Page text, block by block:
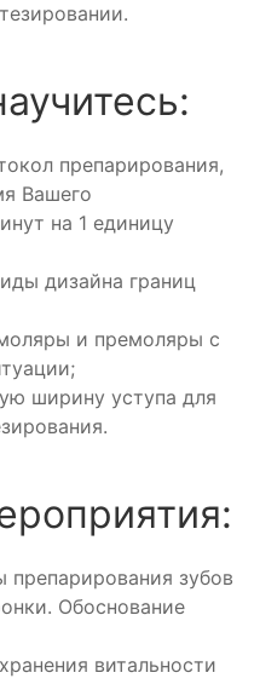
препарирования,
Вашего
на 1 единицу
дизайна границ
и премоляры с
ширину уступа для
зубов
Обоснование
витальности